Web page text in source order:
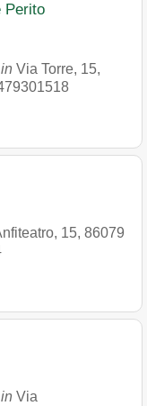
Perito
in Via Torre, 15,
15, 86079
in Via